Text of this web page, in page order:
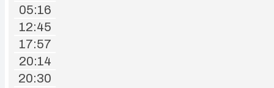
05:16
12:45
17:57
20:14
20:30